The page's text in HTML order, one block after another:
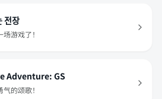
전장
游戏了！
Adventure: GS
的颂歌！